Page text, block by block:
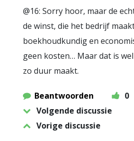
@16: Sorry hoor, maar de
de winst, die het bedrijf
boekhoudkundig en
geen kosten… Maar dat is
zo duur maakt.
Beantwoorden
0
Volgende discussie
Vorige discussie